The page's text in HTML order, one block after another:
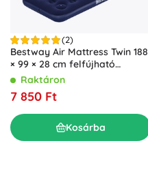
(2)
Bestway Air Mattress Twin 188
× 99 × 28 cm felfújható
matrac beépített pumpával
Raktáron
7 850 Ft
Kosárba